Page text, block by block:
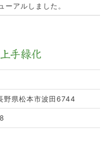
ーアルしました。
県松本市波田6744